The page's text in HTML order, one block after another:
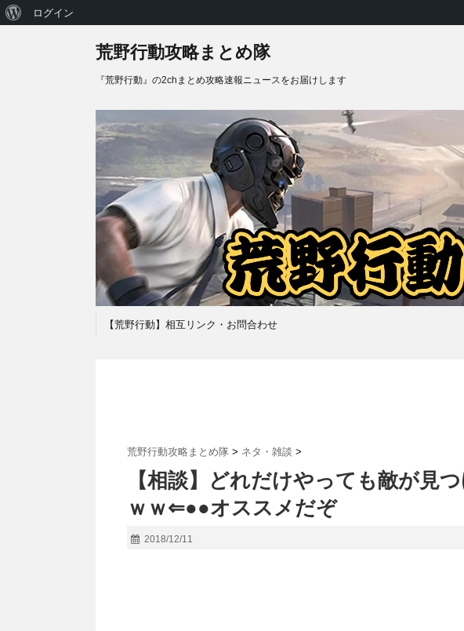
荒野行動攻略まとめ隊
『荒野行動』の2chまとめ攻略速報ニュースをお届けします
【荒野行動】相互リンク・お問合わせ
荒野行動攻略まとめ隊 > ネタ・雑談 >
【相談】どれだけやっても敵が見
ｗｗ⇐●●オススメだぞ
2018/12/11
WordPress
ログイン